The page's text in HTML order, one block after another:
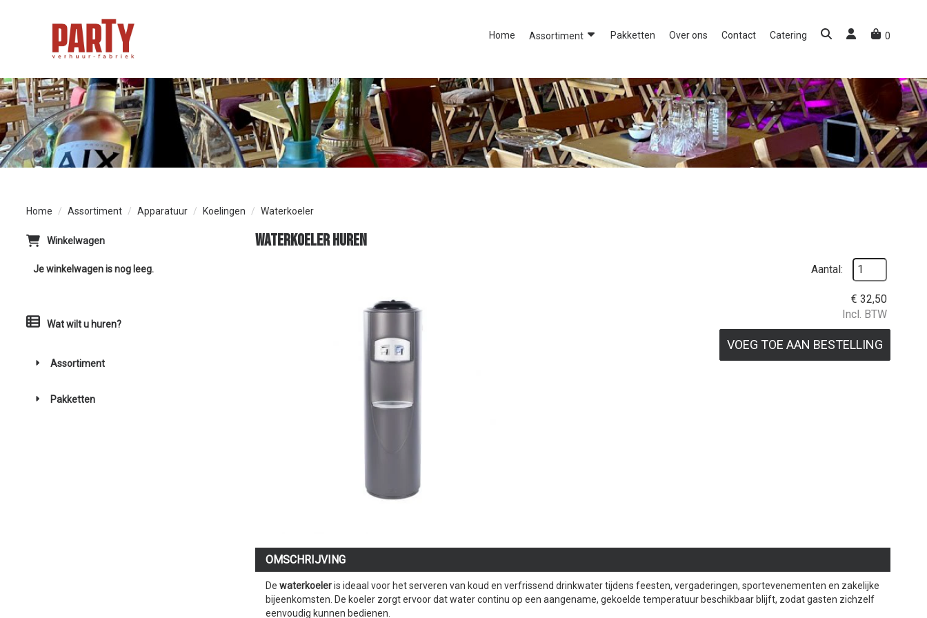
Home Assortiment Pakketten Over ons Contact Catering 0
Home Assortiment Apparatuur Koelingen Waterkoeler
Winkelwagen
Je winkelwagen is nog leeg.
Wat wilt u huren?
Assortiment
Pakketten
Waterkoeler huren
Aantal:
€ 32,50
Incl. BTW
VOEG TOE AAN BESTELLING
OMSCHRIJVING
De waterkoeleris ideaal voor het serveren van koud en verfrissend drinkwater tijdens feesten, vergaderingen, sportevenementen en zakelijke
bijeenkomsten. De koeler zorgt ervoor dat water continu op een aangename, gekoelde temperatuur beschikbaar blijft, zodat gasten zichzelf
eenvoudig kunnen bedienen.